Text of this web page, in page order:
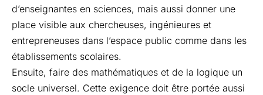
d’enseignantes en sciences, mais aussi donner une
place visible aux chercheuses, ingénieures et
entrepreneuses dans l’espace public comme dans les
établissements scolaires.
Ensuite, faire des mathématiques et de la logique un
socle universel. Cette exigence doit être portée aussi